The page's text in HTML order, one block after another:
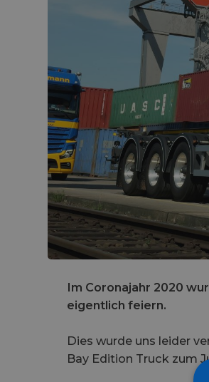
Im Coronajahr 2020
eigentlich feiern.
Dies wurde uns leider
Bay Edition Truck zum